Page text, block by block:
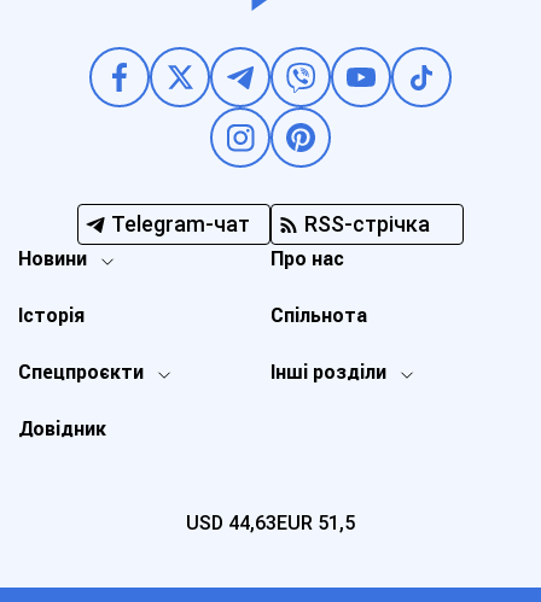
Telegram-чат RSS-стрічка
Новини
Спецпроєкти Інші розділи
Історія
Про нас
Довідник
Спільнота
USD 44,63EUR 51,5